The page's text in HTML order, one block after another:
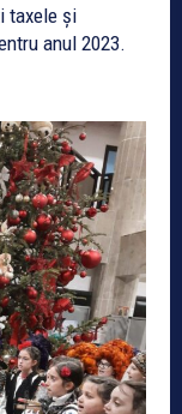
taxele și
anul 2023.